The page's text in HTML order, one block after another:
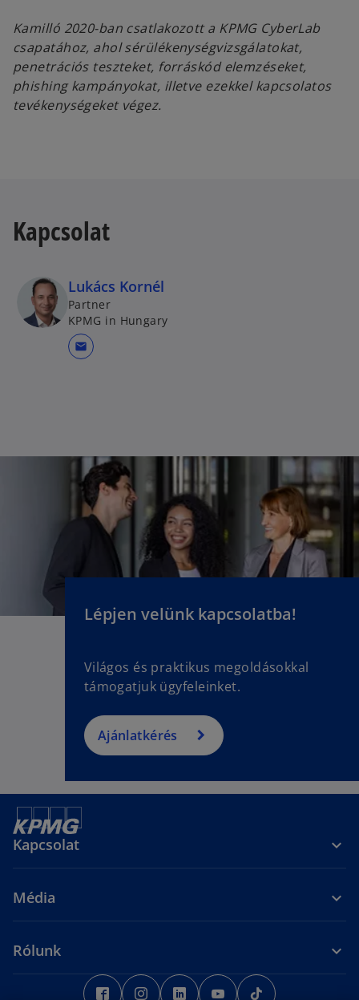
Kamilló 2020-ban csatlakozott a KPMG CyberLab
csapatához, ahol sérülékenységvizsgálatokat,
penetrációs teszteket, forráskód elemzéseket,
phishing kampányokat, illetve ezekkel kapcsolatos
tevékenységeket végez.
Kapcsolat
Lukács Kornél
Partner
KPMG in Hungary
mail
Lépjen velünk kapcsolatba!
Világos és praktikus megoldásokkal
támogatjuk ügyfeleinket.
Ajánlatkérés
Kapcsolat
Média
Rólunk
o
o
o
o